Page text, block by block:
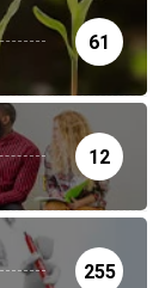
61
12
255